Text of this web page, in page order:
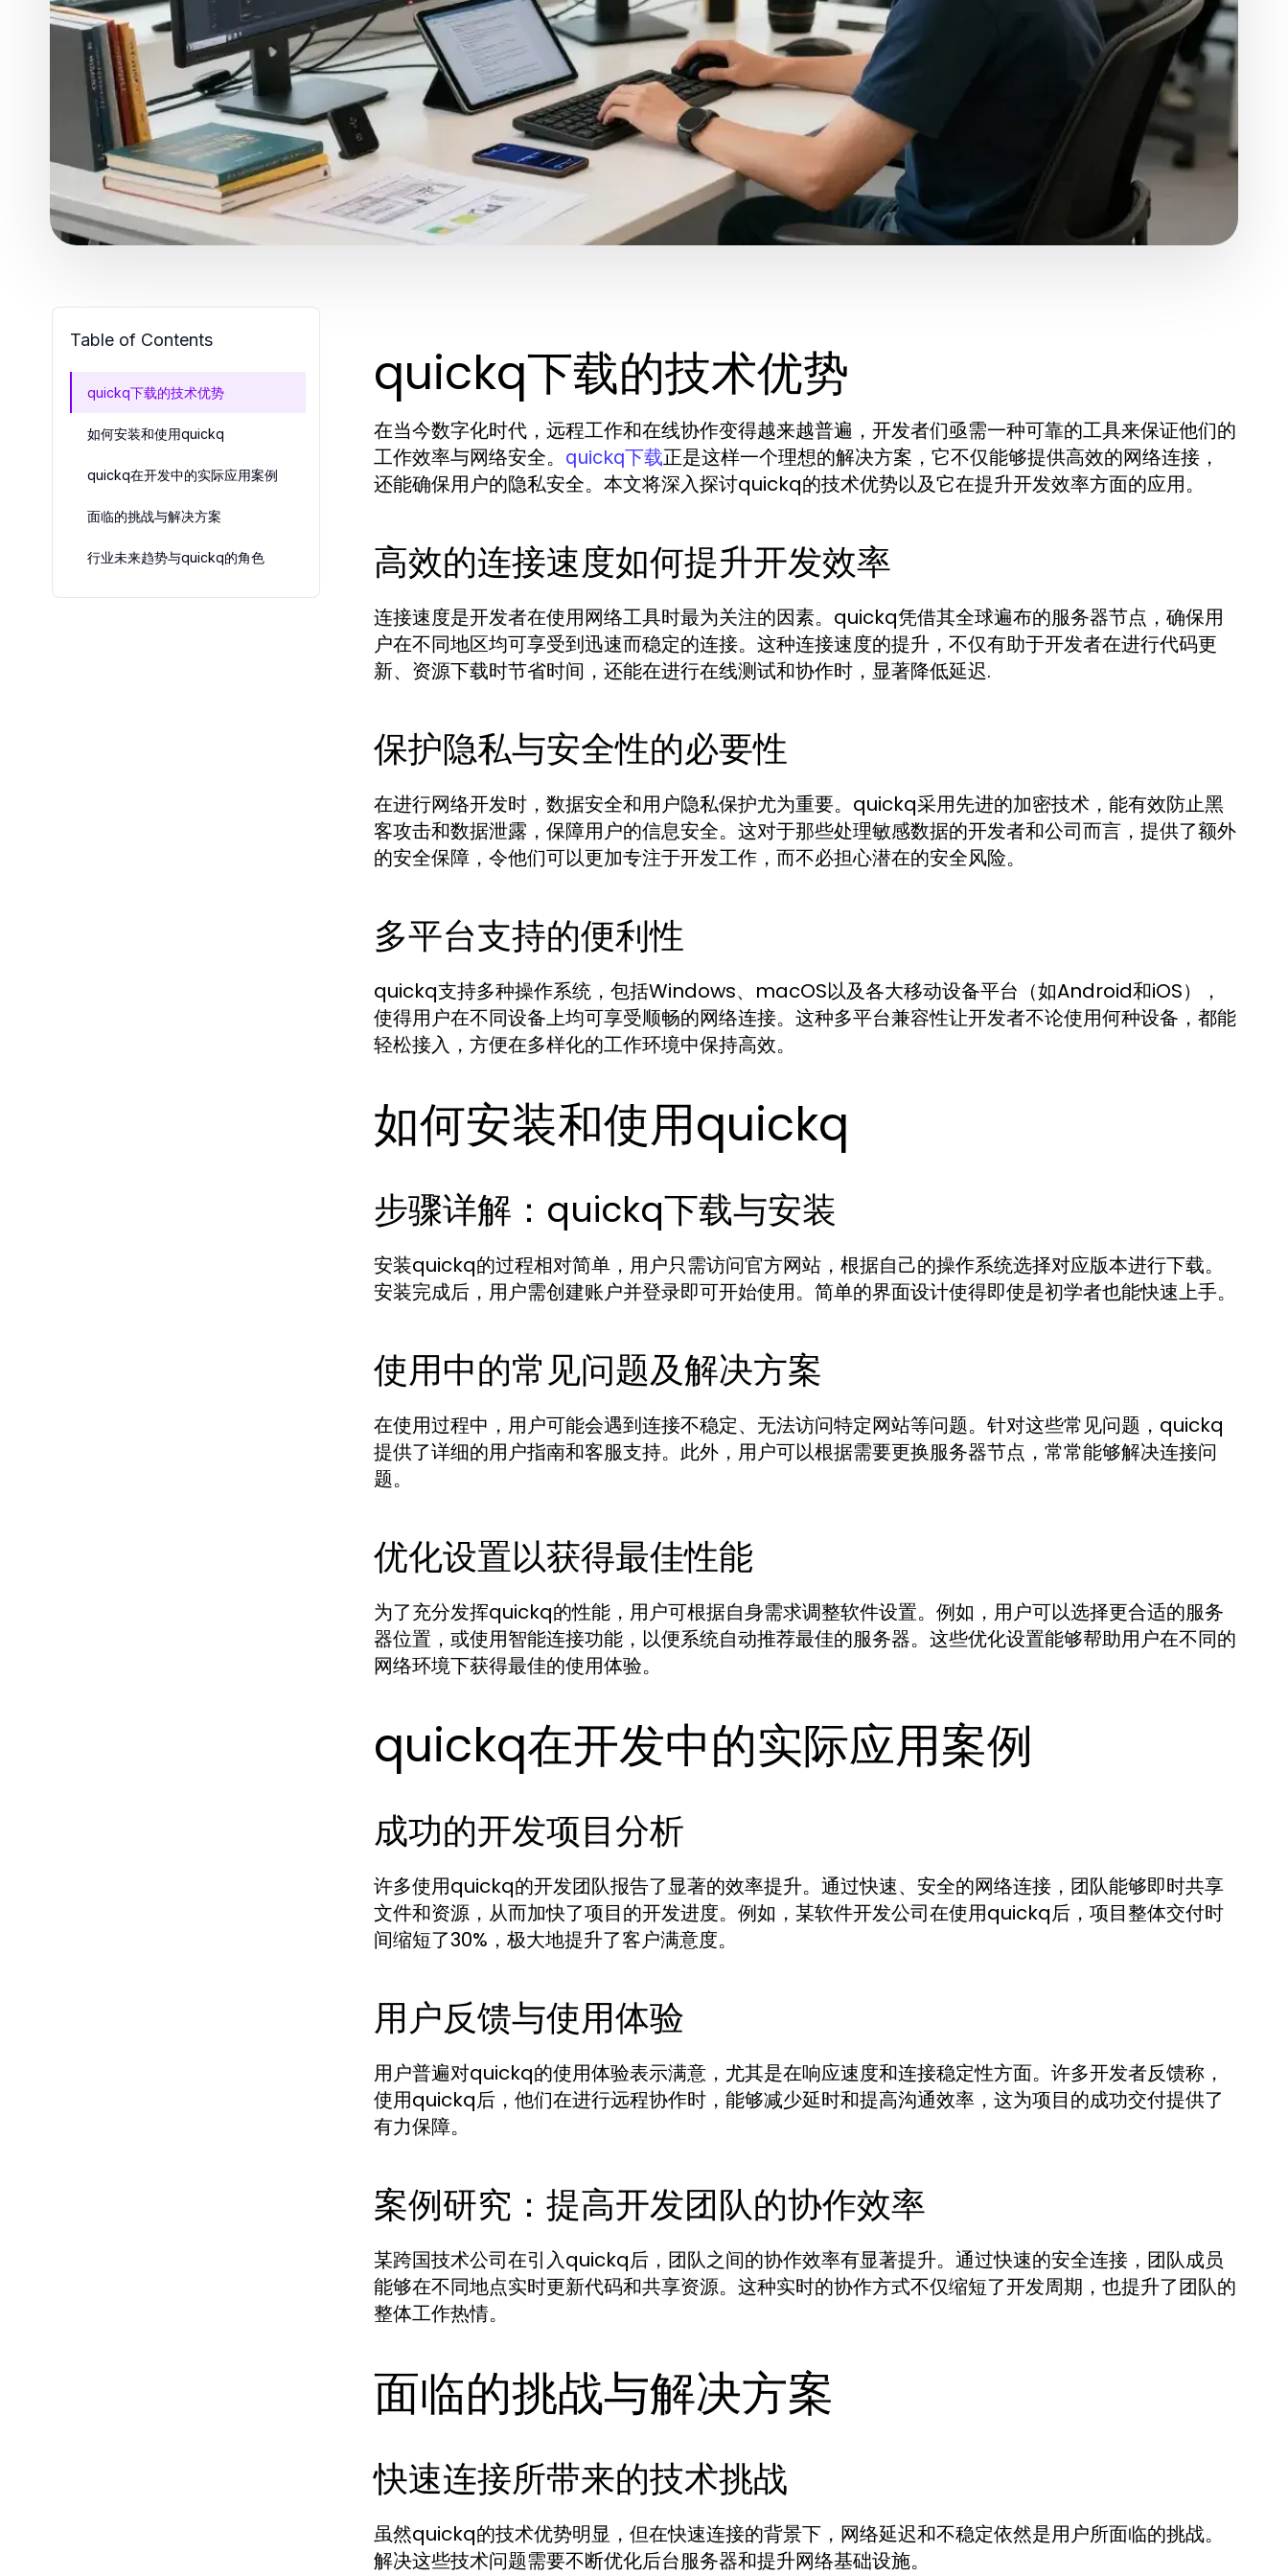
Table of Contents
quickq下载的技术优势
如何安装和使用quickq
quickq在开发中的实际应用案例
面临的挑战与解决方案
行业未来趋势与quickq的角色
quickq下载的技术优势
在当今数字化时代，远程工作和在线协作变得越来越普遍，开发者们亟需一种可靠的工具来保证他们的
工作效率与网络安全。 quickq下载正是这样一个理想的解决方案，它不仅能够提供高效的网络连接，
还能确保用户的隐私安全。本文将深入探讨quickq的技术优势以及它在提升开发效率方面的应用。
高效的连接速度如何提升开发效率
连接速度是开发者在使用网络工具时最为关注的因素。quickq凭借其全球遍布的服务器节点，确保用
户在不同地区均可享受到迅速而稳定的连接。这种连接速度的提升，不仅有助于开发者在进行代码更
新、资源下载时节省时间，还能在进行在线测试和协作时，显著降低延迟.
保护隐私与安全性的必要性
在进行网络开发时，数据安全和用户隐私保护尤为重要。quickq采用先进的加密技术，能有效防止黑
客攻击和数据泄露，保障用户的信息安全。这对于那些处理敏感数据的开发者和公司而言，提供了额外
的安全保障，令他们可以更加专注于开发工作，而不必担心潜在的安全风险。
多平台支持的便利性
quickq支持多种操作系统，包括Windows、macOS以及各大移动设备平台（如Android和iOS），
使得用户在不同设备上均可享受顺畅的网络连接。这种多平台兼容性让开发者不论使用何种设备，都能
轻松接入，方便在多样化的工作环境中保持高效。
如何安装和使用quickq
步骤详解：quickq下载与安装
安装quickq的过程相对简单，用户只需访问官方网站，根据自己的操作系统选择对应版本进行下载。
安装完成后，用户需创建账户并登录即可开始使用。简单的界面设计使得即使是初学者也能快速上手。
使用中的常见问题及解决方案
在使用过程中，用户可能会遇到连接不稳定、无法访问特定网站等问题。针对这些常见问题，quickq
提供了详细的用户指南和客服支持。此外，用户可以根据需要更换服务器节点，常常能够解决连接问
题。
优化设置以获得最佳性能
为了充分发挥quickq的性能，用户可根据自身需求调整软件设置。例如，用户可以选择更合适的服务
器位置，或使用智能连接功能，以便系统自动推荐最佳的服务器。这些优化设置能够帮助用户在不同的
网络环境下获得最佳的使用体验。
quickq在开发中的实际应用案例
成功的开发项目分析
许多使用quickq的开发团队报告了显著的效率提升。通过快速、安全的网络连接，团队能够即时共享
文件和资源，从而加快了项目的开发进度。例如，某软件开发公司在使用quickq后，项目整体交付时
间缩短了30%，极大地提升了客户满意度。
用户反馈与使用体验
用户普遍对quickq的使用体验表示满意，尤其是在响应速度和连接稳定性方面。许多开发者反馈称，
使用quickq后，他们在进行远程协作时，能够减少延时和提高沟通效率，这为项目的成功交付提供了
有力保障。
案例研究：提高开发团队的协作效率
某跨国技术公司在引入quickq后，团队之间的协作效率有显著提升。通过快速的安全连接，团队成员
能够在不同地点实时更新代码和共享资源。这种实时的协作方式不仅缩短了开发周期，也提升了团队的
整体工作热情。
面临的挑战与解决方案
快速连接所带来的技术挑战
虽然quickq的技术优势明显，但在快速连接的背景下，网络延迟和不稳定依然是用户所面临的挑战。
解决这些技术问题需要不断优化后台服务器和提升网络基础设施。